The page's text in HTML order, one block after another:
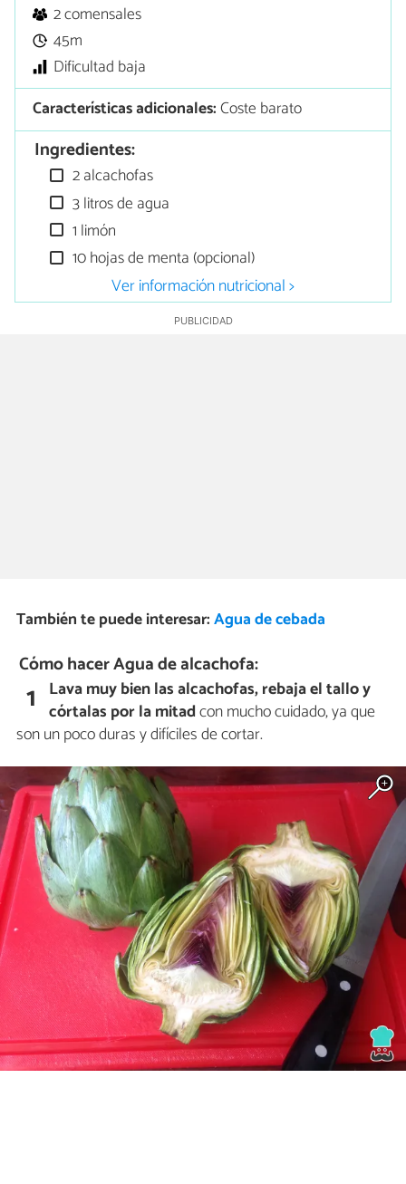
2 comensales
45m
Dificultad baja
Características adicionales:Coste barato
Ingredientes:
2 alcachofas
3 litros de agua
1 limón
10 hojas de menta (opcional)
Ver información nutricional >
También te puede interesar:Agua de cebada
Cómo hacer Agua de alcachofa:
1 Lava muy bien las alcachofas, rebaja el tallo y
córtalas por la mitadcon mucho cuidado, ya que
son un poco duras y difíciles de cortar.